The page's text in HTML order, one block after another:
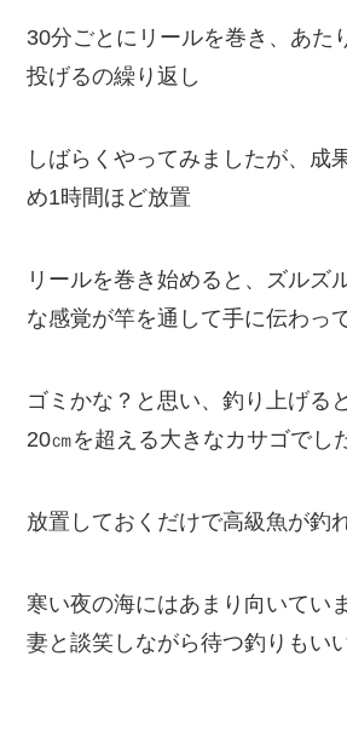
30分ごとにリールを巻き、あた
投げるの繰り返し
しばらくやってみましたが、成
め1時間ほど放置
リールを巻き始めると、ズルズ
な感覚が竿を通して手に伝わっ
ゴミかな？と思い、釣り上げる
20㎝を超える大きなカサゴでし
放置しておくだけで高級魚が釣
寒い夜の海にはあまり向いてい
妻と談笑しながら待つ釣りもい